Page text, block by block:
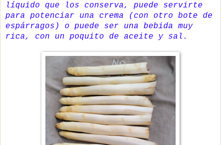
líquido que los conserva, puede servirte
para potenciar una crema (con otro bote de
espárragos) o puede ser una bebida muy
rica, con un poquito de aceite y sal.